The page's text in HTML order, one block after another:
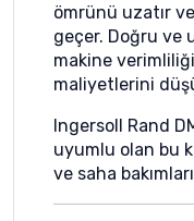
ömrünü uzatır
geçer. Doğru ve
makine
maliyetlerini
Ingersoll Rand
uyumlu olan bu
ve saha